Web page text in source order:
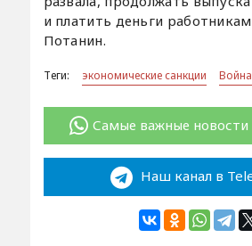
и платить деньги
Потанин.
Теги: экономические санкции
Самые важные новости
Наш канал в